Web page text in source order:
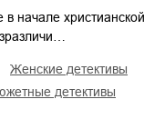
начале христианской
женские детективы
детективы